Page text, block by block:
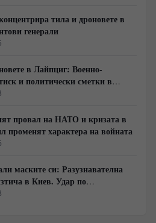
тила и дроновете в
генерали
в Лайпциг: Военно-
и политически сметки в
провал на НАТО и кризата в
променят характера на войната
маските си: Разузнавателна
в Киев. Удар по
е най-добрата дипломация